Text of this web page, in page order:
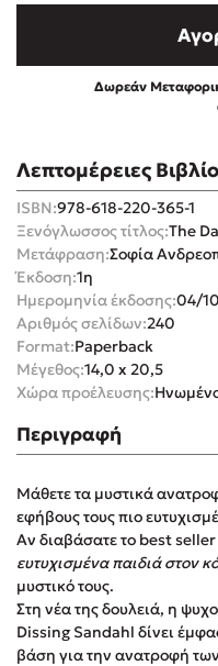
Πάνω,
Mel
Η
Δημοφιλείς
Παύλος Καστανάς
El Sombrero
Στέφανος Ξενάκης
Sebastian Fitzek
Freida McFadden
Κατρίνα Τσάνταλη
Λεπτομέρειες
ISBN:978-618-220-365-1
Ξενόγλωσσος τίτλος:The
Μετάφραση:Σοφία
Έκδοση:1η
Ημερομηνία έκδοσης:04/
Αριθμός σελίδων:240
Format:Paperback
Μέγεθος:14,0 x 20,5
Χώρα προέλευσης:
Δωρεάν
Περιγραφή
Μάθετε τα μυστικά
εφήβους τους πιο
Αν διαβάσατε το best seller
ευτυχισμένα παιδιά στον
μυστικό τους.
Στη νέα της δουλειά, η
Dissing Sandahl δίνει
βάση για την ανατροφή